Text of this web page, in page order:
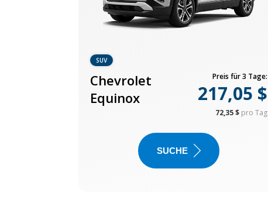
SUV
Chevrolet
Equinox
Preis für 3 Tage:
217,05 $
72,35 $ pro Tag
SUCHE